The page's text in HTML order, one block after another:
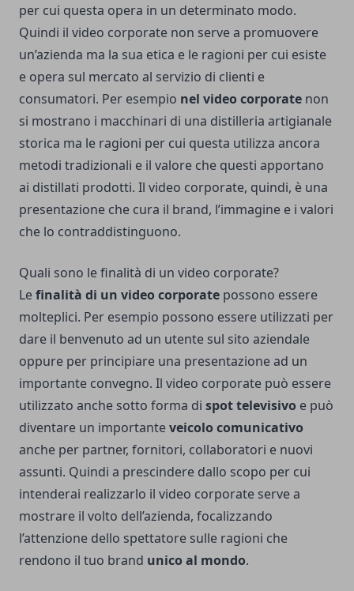
per cui questa opera in un determinato modo.
Quindi il video corporate non serve a promuovere
un’azienda ma la sua etica e le ragioni per cui esiste
e opera sul mercato al servizio di clienti e
consumatori. Per esempio nel video corporate non
si mostrano i macchinari di una distilleria artigianale
storica ma le ragioni per cui questa utilizza ancora
metodi tradizionali e il valore che questi apportano
ai distillati prodotti. Il video corporate, quindi, è una
presentazione che cura il brand, l’immagine e i valori
che lo contraddistinguono.
Quali sono le finalità di un video corporate?
Lefinalità di un video corporate possono essere
molteplici. Per esempio possono essere utilizzati per
dare il benvenuto ad un utente sul sito aziendale
oppure per principiare una presentazione ad un
importante convegno. Il video corporate può essere
utilizzato anche sotto forma di spot televisivo e può
diventare un importanteveicolo comunicativo
anche per partner, fornitori, collaboratori e nuovi
assunti. Quindi a prescindere dallo scopo per cui
intenderai realizzarlo il video corporate serve a
mostrare il volto dell’azienda, focalizzando
l’attenzione dello spettatore sulle ragioni che
rendono il tuo brand unico al mondo.